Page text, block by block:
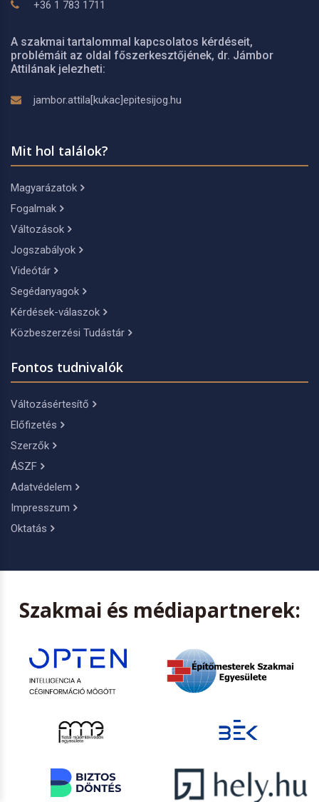
+36 1 783 1711
A szakmai tartalommal kapcsolatos kérdéseit,
problémáit az oldal főszerkesztőjének, dr. Jámbor
Attilának jelezheti:
jambor.attila[kukac]epitesijog.hu
Mit hol találok?
Magyarázatok
Fogalmak
Változások
Jogszabályok
Videótár
Segédanyagok
Kérdések-válaszok
Közbeszerzési Tudástár
Fontos tudnivalók
Változásértesítő
Előfizetés
Szerzők
ÁSZF
Adatvédelem
Impresszum
Oktatás
Szakmai és médiapartnerek: